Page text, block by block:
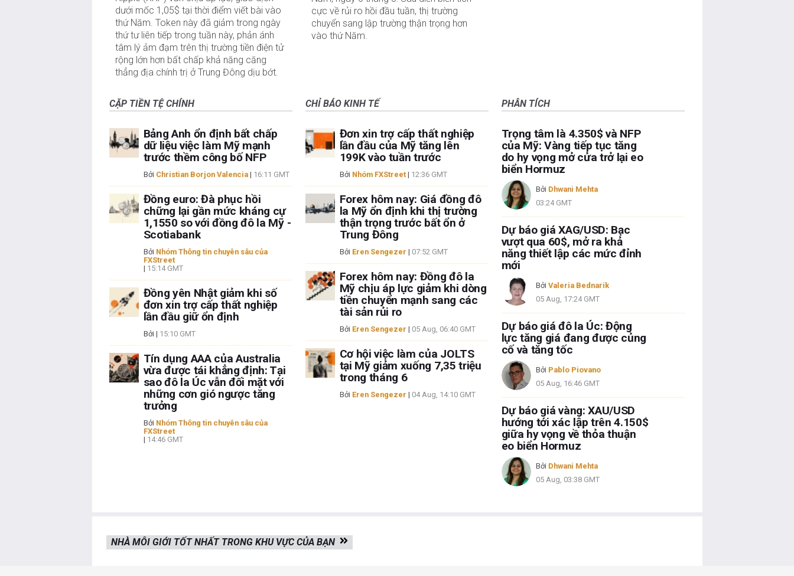
dưới mốc 1,05$ tại thời điểm viết bài vào
thứ Năm. Token này đã giảm trong ngày
thứ tư liên tiếp trong tuần này, phản ánh
tâm lý ảm đạm trên thị trường tiền điện tử
rộng lớn hơn bất chấp khả năng căng
thẳng địa chính trị ở Trung Đông dịu bớt.
cực về rủi ro hồi đầu tuần, thị trường
chuyển sang lập trường thận trọng hơn
vào thứ Năm.
CẶP TIỀN TỆ CHÍNH
Bảng Anh ổn định bất chấp
dữ liệu việc làm Mỹ mạnh
trước thềm công bố NFP
Bởi Christian Borjon Valencia| 16:11 GMT
Đồng euro: Đà phục hồi
chững lại gần mức kháng cự
1,1550 so với đồng đô la Mỹ -
Scotiabank
Bởi Nhóm Thông tin chuyên sâu của
FXStreet
| 15:14 GMT
Đồng yên Nhật giảm khi số
đơn xin trợ cấp thất nghiệp
lần đầu giữ ổn định
Bởi | 15:10 GMT
Tín dụng AAA của Australia
vừa được tái khẳng định: Tại
sao đô la Úc vẫn đối mặt với
những cơn gió ngược tăng
trưởng
Bởi Nhóm Thông tin chuyên sâu của
FXStreet
| 14:46 GMT
CHỈ BÁO KINH TẾ
Đơn xin trợ cấp thất nghiệp
lần đầu của Mỹ tăng lên
199K vào tuần trước
Bởi Nhóm FXStreet| 12:36 GMT
Forex hôm nay: Giá đồng đô
la Mỹ ổn định khi thị trường
thận trọng trước bất ổn ở
Trung Đông
Bởi Eren Sengezer | 07:52 GMT
Forex hôm nay: Đồng đô la
Mỹ chịu áp lực giảm khi dòng
tiền chuyển mạnh sang các
tài sản rủi ro
Bởi Eren Sengezer | 05 Aug, 06:40 GMT
Cơ hội việc làm của JOLTS
tại Mỹ giảm xuống 7,35 triệu
trong tháng 6
Bởi Eren Sengezer | 04 Aug, 14:10 GMT
PHÂN TÍCH
Trọng tâm là 4.350$ và NFP
của Mỹ: Vàng tiếp tục tăng
do hy vọng mở cửa trở lại eo
biển Hormuz
Bởi Dhwani Mehta
03:24 GMT
Dự báo giá XAG/USD: Bạc
vượt qua 60$, mở ra khả
năng thiết lập các mức đỉnh
mới
Bởi Valeria Bednarik
05 Aug, 17:24 GMT
Dự báo giá đô la Úc: Động
lực tăng giá đang được củng
cố và tăng tốc
Bởi Pablo Piovano
05 Aug, 16:46 GMT
Dự báo giá vàng: XAU/USD
hướng tới xác lập trên 4.150$
giữa hy vọng về thỏa thuận
eo biển Hormuz
Bởi Dhwani Mehta
05 Aug, 03:38 GMT
NHÀ MÔI GIỚI TỐT NHẤT TRONG KHU VỰC CỦA BẠN